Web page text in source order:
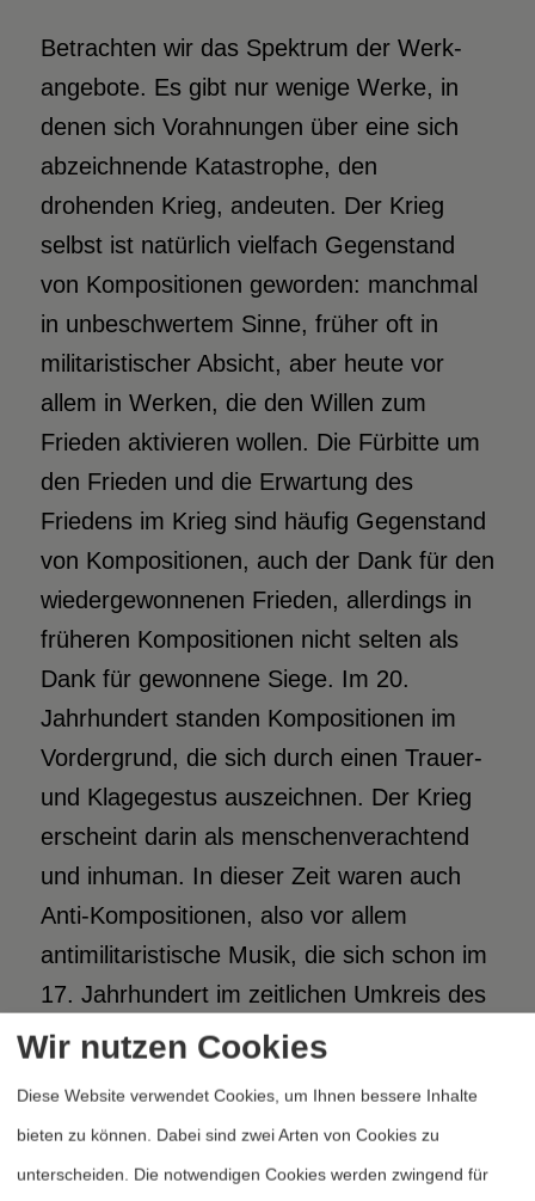
Betrachten wir das Spektrum der Werk­
angebote. Es gibt nur wenige Werke, in
denen sich Vorahnungen über eine sich
abzeichnende Katastrophe, den
drohenden Krieg, andeuten. Der Krieg
selbst ist natürlich vielfach Gegenstand
von Kompositionen geworden: manchmal
in unbeschwertem Sinne, früher oft in
militaristischer Absicht, aber heute vor
allem in Werken, die den Willen zum
Frieden aktivieren wollen. Die Fürbitte um
den Frieden und die Erwartung des
Friedens im Krieg sind häufig Gegenstand
von Kompositionen, auch der Dank für den
wiedergewonnenen Frieden, allerdings in
früheren Kompositionen nicht selten als
Dank für gewonnene Siege. Im 20.
Jahrhundert standen Kompositionen im
Vordergrund, die sich durch einen Trauer-
und Klagegestus auszeichnen. Der Krieg
erscheint darin als menschenverachtend
und inhuman. In dieser Zeit waren auch
Anti-Kompositionen, also vor allem
antimilitaristische Musik, die sich schon im
17. Jahrhundert im zeitlichen Umkreis des
Dreißigjährigen Krieges auffinden lässt,
gegen Gewalt, Repression, Tyrannis, Not
konstruktiven oder gar affirmativen
Wir nutzen Cookies
Diese Website verwendet Cookies, um Ihnen bessere Inhalte
bieten zu können. Dabei sind zwei Arten von Cookies zu
unterscheiden. Die notwendigen Cookies werden zwingend für